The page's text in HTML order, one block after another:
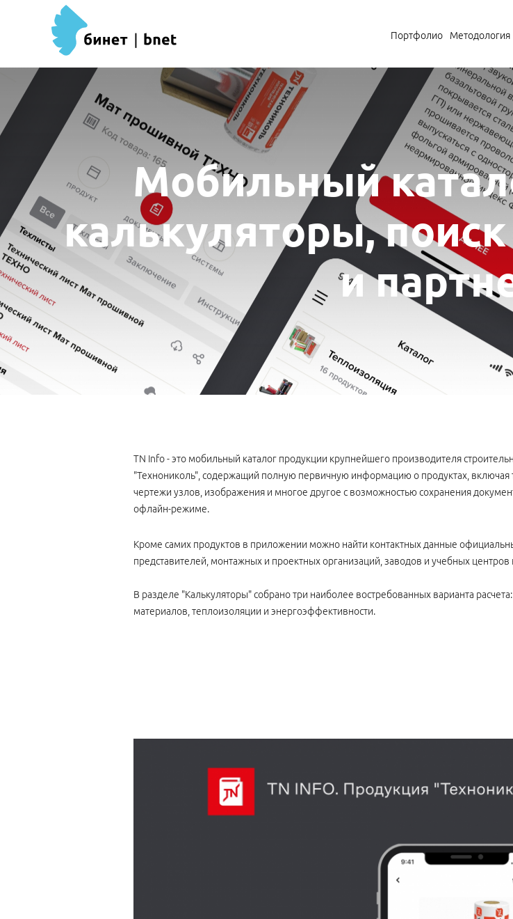
Портфолио Методология
Мобильный
калькуляторы,
и
TN Info - это мобильный каталог продукции крупнейшего производителя
"Технониколь", содержащий полную первичную информацию о продуктах, включая
чертежи узлов, изображения и многое другое с возможностью сохранения
офлайн-режиме.
Кроме самих продуктов в приложении можно найти контактных данные
представителей, монтажных и проектных организаций, заводов и учебных
В разделе "Калькуляторы" собрано три наиболее востребованных варианта
материалов, теплоизоляции и энергоэффективности.